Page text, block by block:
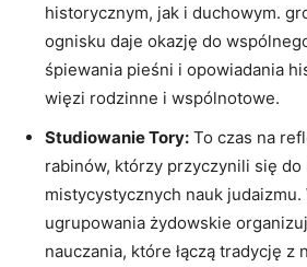
historycznym, jak i duchowym.
ognisku daje⁤ okazję​ do
śpiewania⁤ pieśni i opowiadania
więzi⁣ rodzinne i wspólnotowe.
Studiowanie‌ Tory: ⁣To czas ⁣na
rabinów, którzy przyczynili się do
mistycystycznych nauk judaizmu.
ugrupowania żydowskie
nauczania, które łączą tradycję ‌z